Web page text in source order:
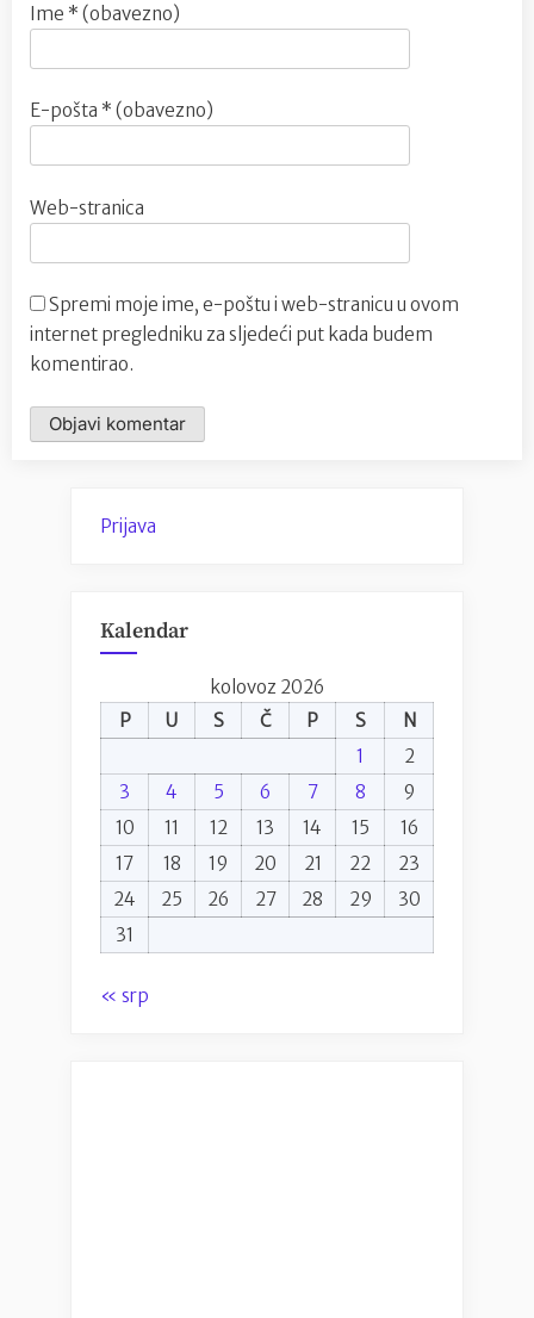
Ime * (obavezno)
E-pošta * (obavezno)
Web-stranica
Spremi moje ime, e-poštu i web-stranicu u ovom
internet pregledniku za sljedeći put kada budem
komentirao.
Prijava
Kalendar
kolovoz 2026
P
U S Č P S
N
1
2
3
4 5 6 7 8
9
10
11 12 13 14 15
16
17
18 19 20 21 22
23
24
25 26 27 28 29
30
31
« srp